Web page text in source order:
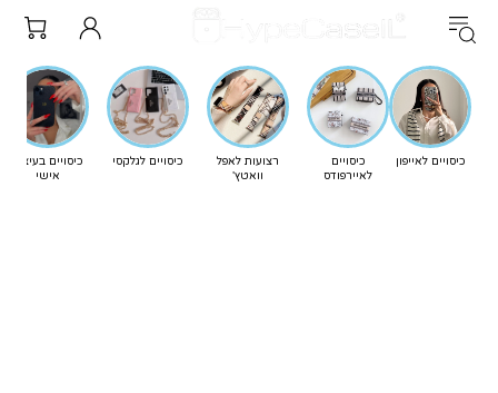
כיסויים לאייפון
כיסויים
לאיירפודס
רצועות לאפל
וואטץ'
כיסויים לגלקסי
כיסויים בעיצוב
אישי